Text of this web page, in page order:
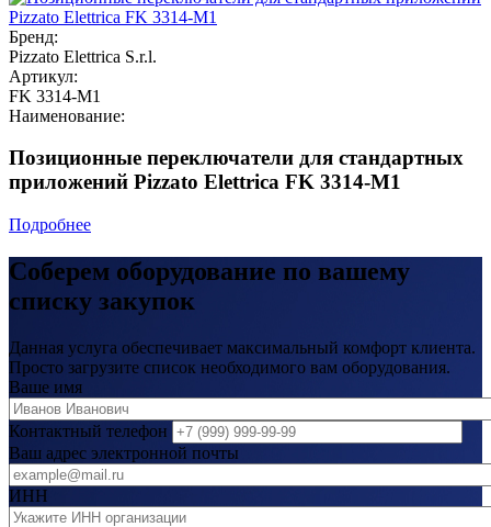
Бренд:
Pizzato Elettrica S.r.l.
Артикул:
FK 3314-M1
Наименование:
Позиционные переключатели для стандартных
приложений Pizzato Elettrica FK 3314-M1
Подробнее
Соберем оборудование по вашему
списку закупок
Данная услуга обеспечивает максимальный комфорт клиента.
Просто загрузите список необходимого вам оборудования.
Ваше имя
Контактный телефон
Ваш адрес электронной почты
ИНН